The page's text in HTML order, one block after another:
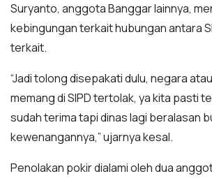
Suryanto, anggota Banggar lainnya,
kebingungan terkait hubungan antara
terkait.
“Jadi tolong disepakati dulu, negara
memang di SIPD tertolak, ya kita pasti
sudah terima tapi dinas lagi beralasan
kewenangannya,” ujarnya kesal.
Penolakan pokir dialami oleh dua